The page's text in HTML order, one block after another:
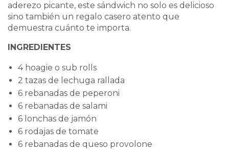
aderezo picante, este sándwich no solo es delicioso
sino también un regalo casero atento que
demuestra cuánto te importa.
INGREDIENTES
4 hoagie o sub rolls
2 tazas de lechuga rallada
6 rebanadas de peperoni
6 rebanadas de salami
6 lonchas de jamón
6 rodajas de tomate
6 rebanadas de queso provolone